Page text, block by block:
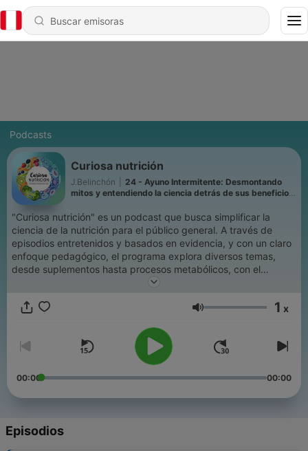
Podcasts
Curiosa nutrición
J.Belinchón
24 - Ayuno Intermitente: Desmontando
mitos y entendiendo la ciencia detrás de sus beneficios
"Curiosa nutrición" es un podcast que busca simplificar la
ciencia de la nutrición para el público general. A través de
episodios entretenidos y basados en evidencia, y con un claro
enfoque pedagógico, el programa explora diversos temas,
desde suplementos hasta procesos metabólicos, con el
objetivo de que los oyentes adquieran conocimientos
Volumen 1 x
00:00 00:00
Episodios